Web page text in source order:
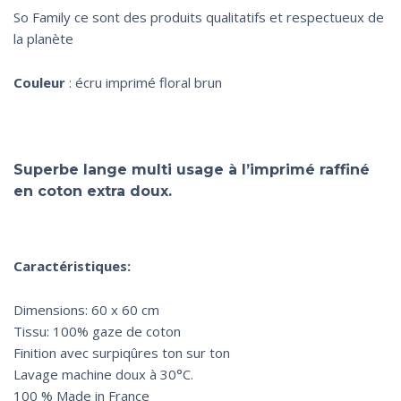
So Family ce sont des produits qualitatifs et respectueux de
la planète
Couleur : écru imprimé floral brun
Superbe lange multi usage à l’imprimé raffiné
en coton extra doux.
Caractéristiques:
Dimensions: 60 x 60 cm
Tissu: 100% gaze de coton
Finition avec surpiqûres ton sur ton
Lavage machine doux à 30°C.
100 % Made in France